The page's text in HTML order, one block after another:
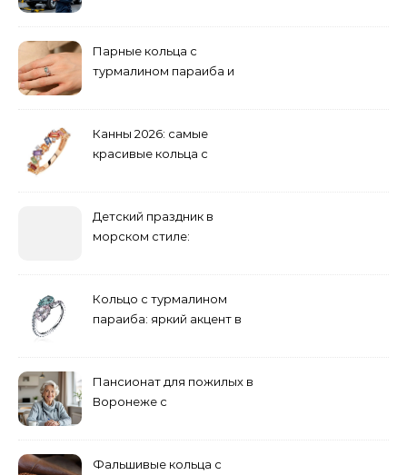
Парные кольца с
турмалином параиба и
Канны 2026: самые
красивые кольца с
Детский праздник в
морском стиле:
Кольцо с турмалином
параиба: яркий акцент в
Пансионат для пожилых в
Воронеже с
Фальшивые кольца с